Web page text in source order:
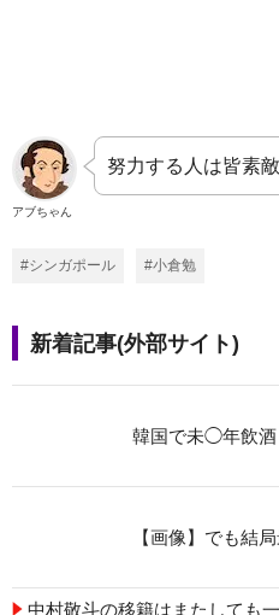
アブちゃん
努力する人は皆素敵
#シンガポール #小倉勉
新着記事(外部サイト)
韓国で未◯年飲酒
【画像】でも結
中村敬斗の移籍はまたしても